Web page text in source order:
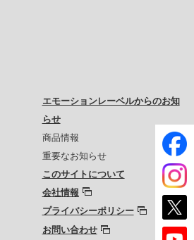
エモーションレーベルからのお知
らせ
商品情報
重要なお知らせ
このサイトについて
会社情報
プライバシーポリシー
お問い合わせ